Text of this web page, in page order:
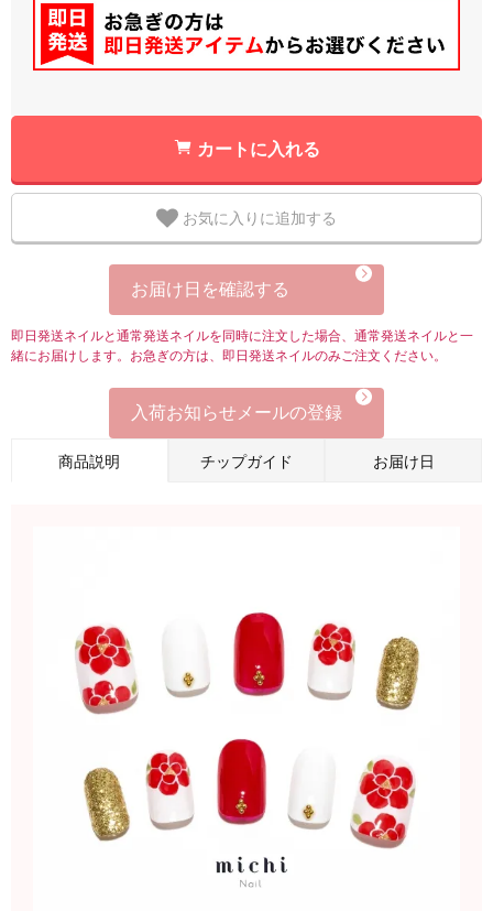
カートに入れる
お気に入りに追加する
お届け日を確認する
即日発送ネイルと通常発送ネイルを同時に注文した場合、通常発送ネイルと一
緒にお届けします。お急ぎの方は、即日発送ネイルのみご注文ください。
入荷お知らせメールの登録
商品説明 チップガイド お届け日